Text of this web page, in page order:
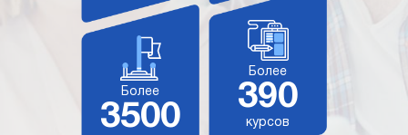
Более
3500
Более
390
курсов